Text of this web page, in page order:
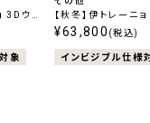
3Dウ
チ ネ
象
【秋冬】伊トレーニ
ールハイパーストレ
¥63,800 (税込)
インビジブル仕様